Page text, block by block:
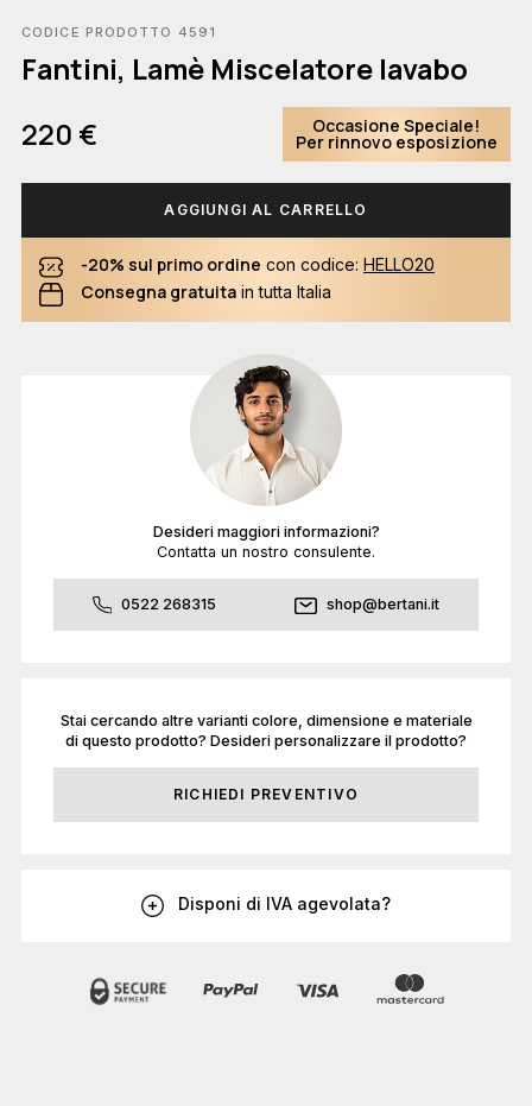
CODICE PRODOTTO 4591
Fantini, Lamè Miscelatore lavabo
220 €
Occasione Speciale!
Per rinnovo esposizione
AGGIUNGI AL CARRELLO
-20% sul primo ordine con codice: HELLO20
Consegna gratuita in tutta Italia
Desideri maggiori informazioni?
Contatta un nostro consulente.
0522 268315 shop@bertani.it
Stai cercando altre varianti colore, dimensione e materiale
di questo prodotto? Desideri personalizzare il prodotto?
RICHIEDI PREVENTIVO
Disponi di IVA agevolata?